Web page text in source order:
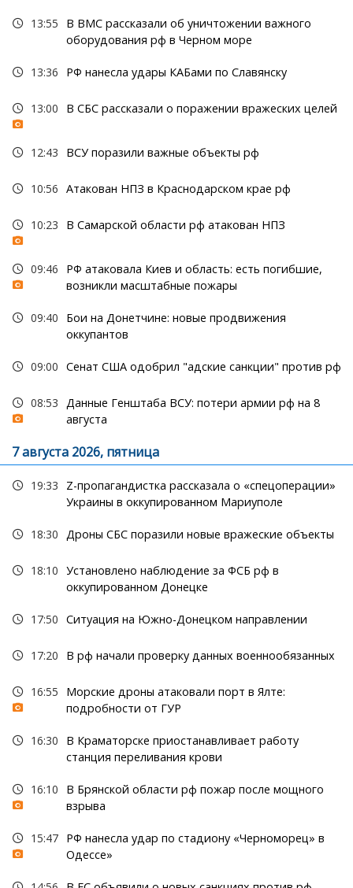
13:55
В ВМС рассказали об уничтожении важного
оборудования рф в Черном море
13:36 РФ нанесла удары КАБами по Славянску
13:00 В СБС рассказали о поражении вражеских целей
12:43 ВСУ поразили важные объекты рф
10:56 Атакован НПЗ в Краснодарском крае рф
10:23 В Самарской области рф атакован НПЗ
09:46
РФ атаковала Киев и область: есть погибшие,
возникли масштабные пожары
09:40
Бои на Донетчине: новые продвижения
оккупантов
09:00 Сенат США одобрил "адские санкции" против рф
08:53 Данные Генштаба ВСУ: потери армии рф на 8
августа
7 августа 2026, пятница
19:33
Z-пропагандистка рассказала о «спецоперации»
Украины в оккупированном Мариуполе
18:30 Дроны СБС поразили новые вражеские объекты
18:10 Установлено наблюдение за ФСБ рф в
оккупированном Донецке
17:50 Ситуация на Южно-Донецком направлении
17:20 В рф начали проверку данных военнообязанных
16:55
Морские дроны атаковали порт в Ялте:
подробности от ГУР
16:30
В Краматорске приостанавливает работу
станция переливания крови
16:10
В Брянской области рф пожар после мощного
взрыва
15:47 РФ нанесла удар по стадиону «Черноморец» в
Одессе»